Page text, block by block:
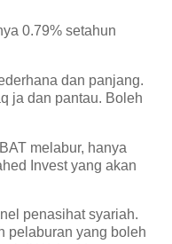
0.79% setahun
dan panjang.
ja dan pantau. Boleh
melabur, hanya
Invest yang akan
penasihat syariah.
pelaburan yang boleh